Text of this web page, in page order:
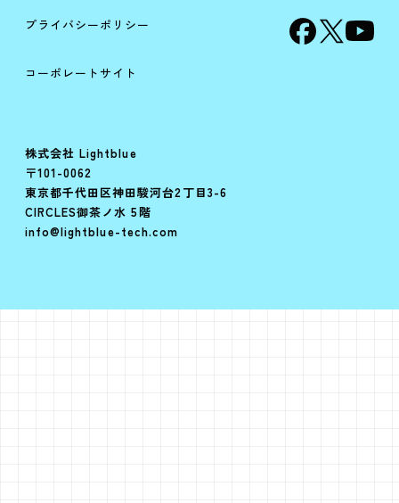
株式会社 Lightblue
〒101-0062
東京都千代田区神田駿河台2丁目3-6
CIRCLES御茶ノ水 5階
info@lightblue-tech.com
プライバシーポリシー
コーポレートサイト